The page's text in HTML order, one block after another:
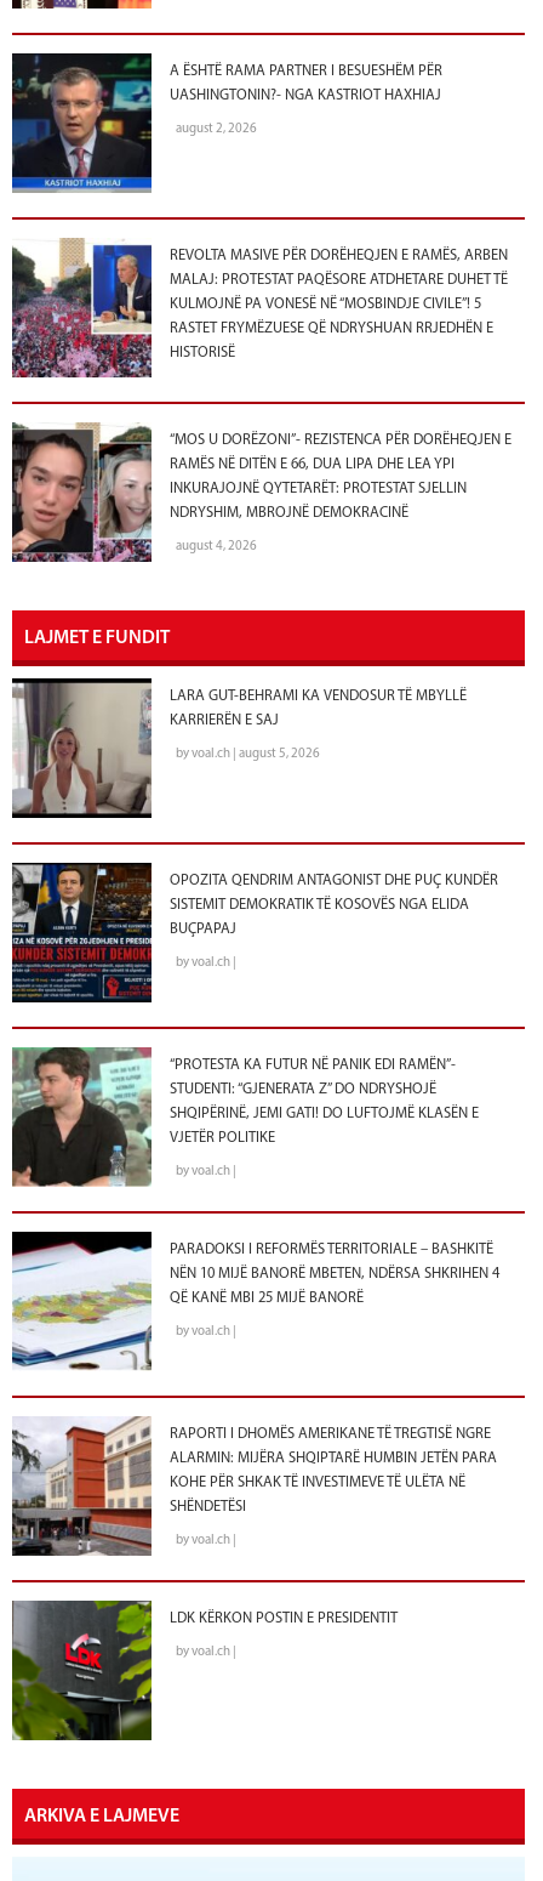
A ËSHTË RAMA PARTNER I BESUESHËM PËR
UASHINGTONIN?- NGA KASTRIOT HAXHIAJ
august 2, 2026
REVOLTA MASIVE PËR DORËHEQJEN E RAMËS, ARBEN
MALAJ: PROTESTAT PAQËSORE ATDHETARE DUHET TË
KULMOJNË PA VONESË NË “MOSBINDJE CIVILE”! 5
RASTET FRYMËZUESE QË NDRYSHUAN RRJEDHËN E
HISTORISË
“MOS U DORËZONI”- REZISTENCA PËR DORËHEQJEN E
RAMËS NË DITËN E 66, DUA LIPA DHE LEA YPI
INKURAJOJNË QYTETARËT: PROTESTAT SJELLIN
NDRYSHIM, MBROJNË DEMOKRACINË
august 4, 2026
LAJMET E FUNDIT
LARA GUT-BEHRAMI KA VENDOSUR TË MBYLLË
KARRIERËN E SAJ
by voal.ch | august 5, 2026
OPOZITA QENDRIM ANTAGONIST DHE PUÇ KUNDËR
SISTEMIT DEMOKRATIK TË KOSOVËS NGA ELIDA
BUÇPAPAJ
by voal.ch |
“PROTESTA KA FUTUR NË PANIK EDI RAMËN”-
STUDENTI: “GJENERATA Z” DO NDRYSHOJË
SHQIPËRINË, JEMI GATI! DO LUFTOJMË KLASËN E
VJETËR POLITIKE
by voal.ch |
PARADOKSI I REFORMËS TERRITORIALE – BASHKITË
NËN 10 MIJË BANORË MBETEN, NDËRSA SHKRIHEN 4
QË KANË MBI 25 MIJË BANORË
by voal.ch |
RAPORTI I DHOMËS AMERIKANE TË TREGTISË NGRE
ALARMIN: MIJËRA SHQIPTARË HUMBIN JETËN PARA
KOHE PËR SHKAK TË INVESTIMEVE TË ULËTA NË
SHËNDETËSI
by voal.ch |
LDK KËRKON POSTIN E PRESIDENTIT
by voal.ch |
ARKIVA E LAJMEVE